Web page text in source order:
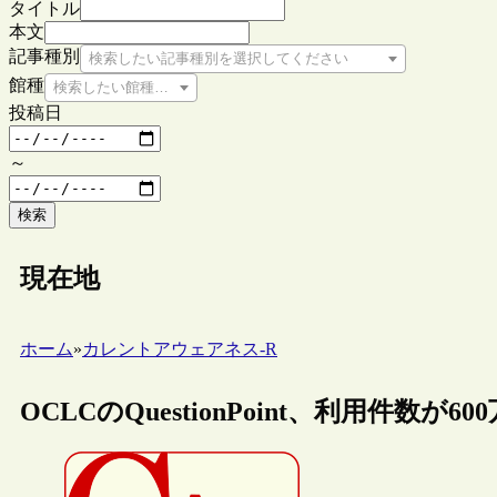
タイトル
本文
記事種別
検索したい記事種別を選択してください
館種 検索したい館種を選択してください
投稿日
～
検索
現在地
ホーム»カレントアウェアネス-R
OCLCのQuestionPoint、利用件数が600